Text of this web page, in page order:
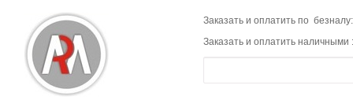
Заказать и оплатить по
Заказать и оплатить наличными